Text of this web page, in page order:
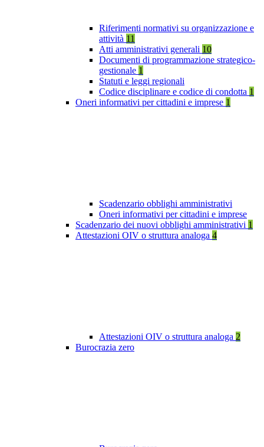
Riferimenti normativi su organizzazione e
attività 11
Atti amministrativi generali 10
Documenti di programmazione strategico-
gestionale 1
Statuti e leggi regionali
Codice disciplinare e codice di condotta 1
Oneri informativi per cittadini e imprese 1
Scadenzario obblighi amministrativi
Oneri informativi per cittadini e imprese
Scadenzario dei nuovi obblighi amministrativi 1
Attestazioni OIV o struttura analoga 4
Attestazioni OIV o struttura analoga 2
Burocrazia zero